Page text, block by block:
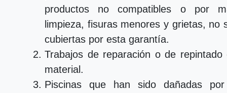
productos no compatibles o por
limpieza, fisuras menores y grietas, no
cubiertas por esta garantía.
Trabajos de reparación o de repintado
material.
Piscinas que han sido dañadas